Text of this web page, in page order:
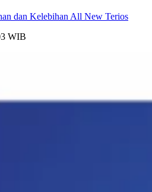
dan Kelebihan All New Terios
WIB